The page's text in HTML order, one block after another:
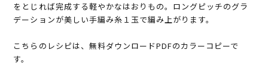
をとじれば完成する軽やかなはおりもの。ロングピッチのグラ
デーションが美しい手編み糸１玉で編み上がります。
こちらのレシピは、無料ダウンロードPDFのカラーコピーで
す。